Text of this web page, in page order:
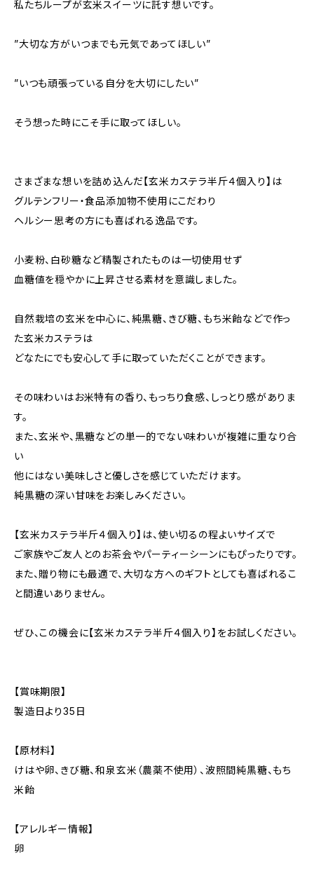
私たちループが玄米スイーツに託す想いです。
”大切な方がいつまでも元気であってほしい”
”いつも頑張っている自分を大切にしたい”
そう想った時にこそ手に取ってほしい。
さまざまな想いを詰め込んだ【玄米カステラ半斤４個入り】は
グルテンフリー・食品添加物不使用にこだわり
ヘルシー思考の方にも喜ばれる逸品です。
小麦粉、白砂糖など精製されたものは一切使用せず
血糖値を穏やかに上昇させる素材を意識しました。
自然栽培の玄米を中心に、純黒糖、きび糖、もち米飴などで作っ
た玄米カステラは
どなたにでも安心して手に取っていただくことができます。
その味わいはお米特有の香り、もっちり食感、しっとり感がありま
す。
また、玄米や、黒糖などの単一的でない味わいが複雑に重なり合
い
他にはない美味しさと優しさを感じていただけます。
純黒糖の深い甘味をお楽しみください。
【玄米カステラ半斤４個入り】は、使い切るの程よいサイズで
ご家族やご友人とのお茶会やパーティーシーンにもぴったりです。
また、贈り物にも最適で、大切な方へのギフトとしても喜ばれるこ
と間違いありません。
ぜひ、この機会に【玄米カステラ半斤４個入り】をお試しください。
【賞味期限】
製造日より35日
【原材料】
けはや卵、きび糖、和泉玄米（農薬不使用）、波照間純黒糖、もち
米飴
【アレルギー情報】
卵